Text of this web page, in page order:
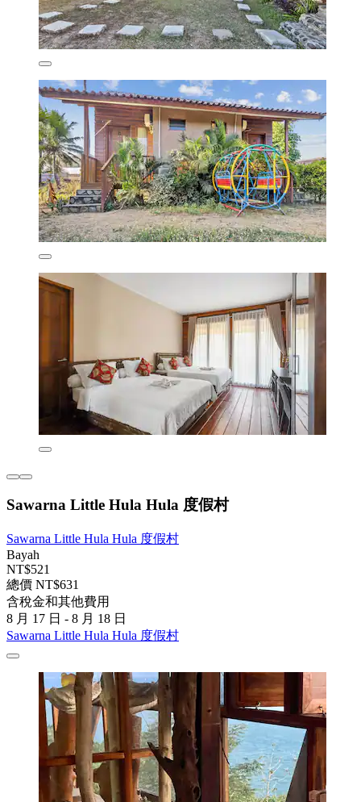
Sawarna Little Hula Hula 度假村
Sawarna Little Hula Hula 度假村
Bayah
NT$521
總價 NT$631
含稅金和其他費用
8 月 17 日 - 8 月 18 日
Sawarna Little Hula Hula 度假村